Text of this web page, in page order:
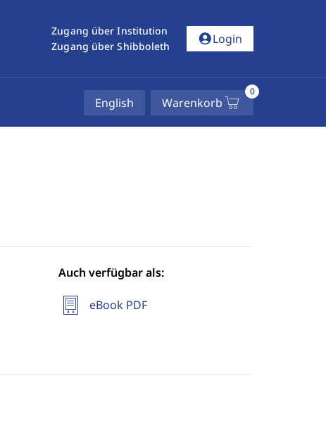
Zugang über Institution
Zugang über Shibboleth
account_circleLogin
English Warenkorb
0
Auch verfügbar als:
eBook PDF